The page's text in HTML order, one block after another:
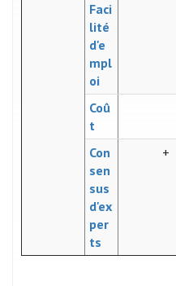
Faci
lité
d'e
mpl
oi
Coû
t
Con
sen
sus
d'ex
per
ts
+